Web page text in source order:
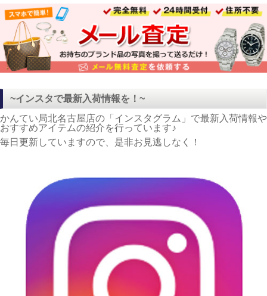
~インスタで最新入荷情報を！~
かんてい局北名古屋店の「インスタグラム」で最新入荷情報や
おすすめアイテムの紹介を行っています♪
毎日更新していますので、是非お見逃しなく！